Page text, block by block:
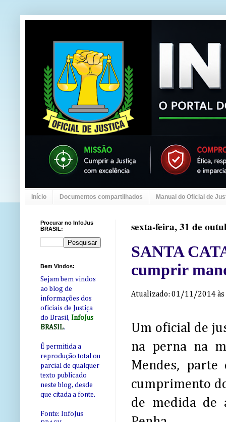
Início Documentos compartilhados Manual do Oficial de
sexta-feira, 31 de
SANTA
cumprir
Atualizado: 01/11/2014
Um oficial de
na perna na
Mendes, parte
cumprimento
de medida de
Procurar no InfoJus
BRASIL:
Bem Vindos:
Sejam bem vindos
ao blog de
informações dos
oficiais de Justiça
do Brasil, InfoJus
BRASIL.
É permitida a
reprodução total ou
parcial de qualquer
texto publicado
neste blog, desde
que citada a fonte.
Fonte: InfoJus